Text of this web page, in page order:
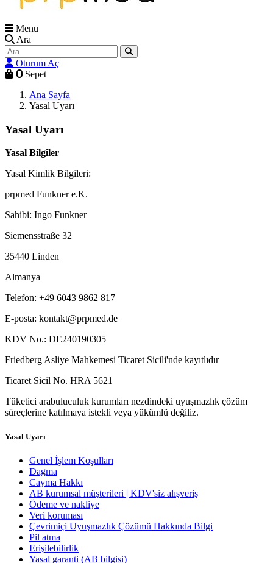
Menu
Ara
Oturum Aç
0 Sepet
Ana Sayfa
Yasal Uyarı
Yasal Uyarı
Yasal Bilgiler
Yasal Kimlik Bilgileri:
prpmed Funkner e.K.
Sahibi: Ingo Funkner
Siemensstraße 32
35440 Linden
Almanya
Telefon: +49 6043 9862 817
E-posta: kontakt@prpmed.de
KDV No.: DE240190305
Friedberg Asliye Mahkemesi Ticaret Sicili'nde kayıtlıdır
Ticaret Sicil No. HRA 5621
Tüketici arabuluculuk kurumları nezdindeki uyuşmazlık çözüm
süreçlerine katılmaya istekli veya yükümlü değiliz.
Yasal Uyarı
Genel İşlem Koşulları
Dagma
Cayma Hakkı
AB kurumsal müşterileri | KDV'siz alışveriş
Ödeme ve nakliye
Veri koruması
Çevrimiçi Uyuşmazlık Çözümü Hakkında Bilgi
Pil atma
Erişilebilirlik
Yasal garanti (AB bilgisi)